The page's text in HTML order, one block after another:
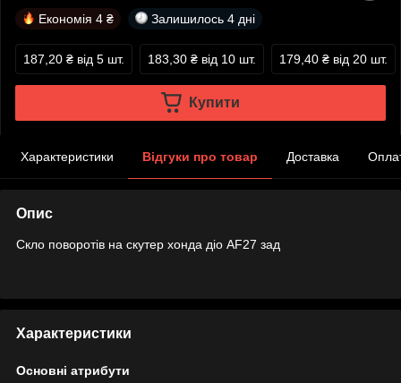
Економія 4 ₴ Залишилось 4 дні
187,20 ₴ від 5 шт. 183,30 ₴ від 10 шт. 179,40 ₴ від 20 шт.
Купити
Характеристики Відгуки про товар Доставка
Опис
Скло поворотів на скутер хонда діо AF27 зад
Характеристики
Основні атрибути